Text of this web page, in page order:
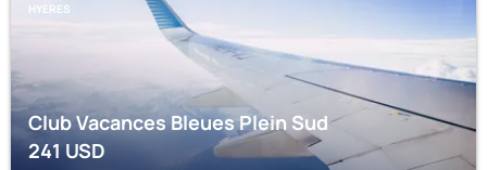
HYERES
Club Vacances Bleues Plein Sud
241USD